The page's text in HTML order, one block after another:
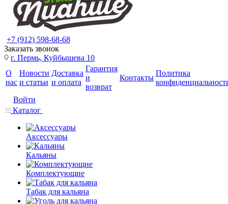
+7 (912) 598-68-68
Заказать звонок
г. Пермь, Куйбышева 10
О
нас
Новости
и статьи
Доставка
и оплата
Гарантия
и
возврат
Контакты
Политика
Войти
Каталог
Аксессуары
Кальяны
Комплектующие
Табак для кальяна